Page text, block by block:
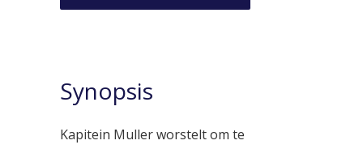
Synopsis
Kapitein Muller worstelt om te